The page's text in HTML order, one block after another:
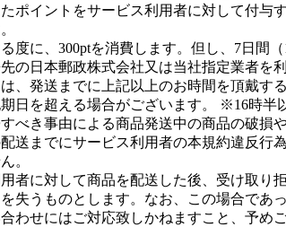
ポイントをサービス利用者に対して付
度に、300ptを消費します。但し、7日間
の日本郵政株式会社又は当社指定業者を
、発送までに上記以上のお時間を頂戴
日を超える場合がございます。 ※16時半
べき事由による商品発送中の商品の破損
送までにサービス利用者の本規約違反行
。
者に対して商品を配送した後、受け取り
失うものとします。なお、この場合であ
わせにはご対応致しかねますこと、予め